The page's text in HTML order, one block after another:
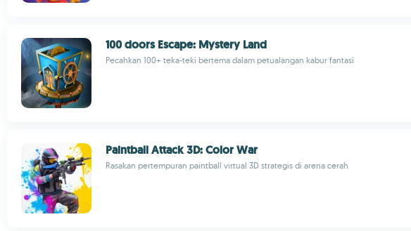
100 doors Escape: Mystery Land
Pecahkan 100+ teka-teki bertema dalam petualangan kabur fantasi
Paintball Attack 3D: Color War
Rasakan pertempuran paintball virtual 3D strategis di arena cerah